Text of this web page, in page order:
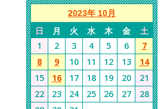
2023年 10月
日
月 火 水 木 金 土
1 2 3 4 5 6
7
8
9 10 11 12 13
14
15
16 17 18 19 20
21
22
23 24 25 26 27
28